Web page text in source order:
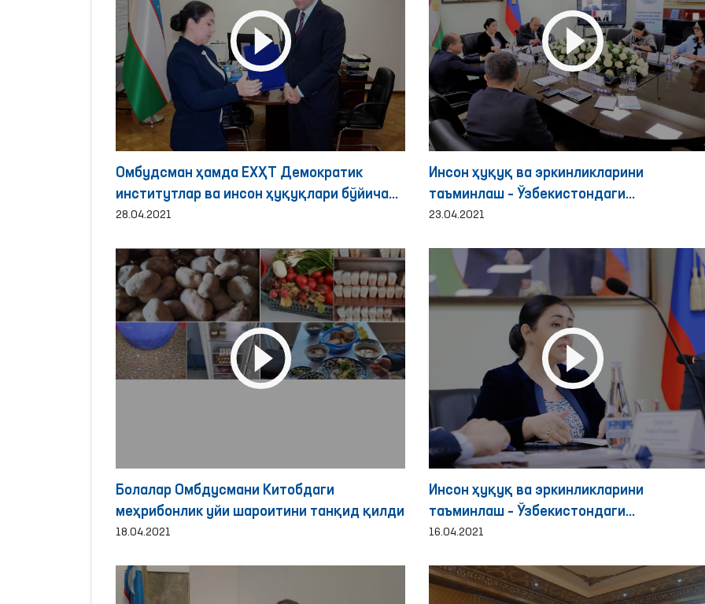
Омбудсман ҳамда ЕХҲТ Демократик
институтлар ва инсон ҳуқуқлари бўйича
бюроси директори ўзаро ҳамкорлик
28.04.2021
Инсон ҳуқуқ ва эркинликларини
таъминлаш – Ўзбекистондаги
ислоҳотларнинг пойдевори”
23.04.2021
Болалар Омбдусмани Китобдаги
меҳрибонлик уйи шароитини танқид қилди
18.04.2021
Инсон ҳуқуқ ва эркинликларини
таъминлаш – Ўзбекистондаги
ислоҳотларнинг пойдевори”
16.04.2021